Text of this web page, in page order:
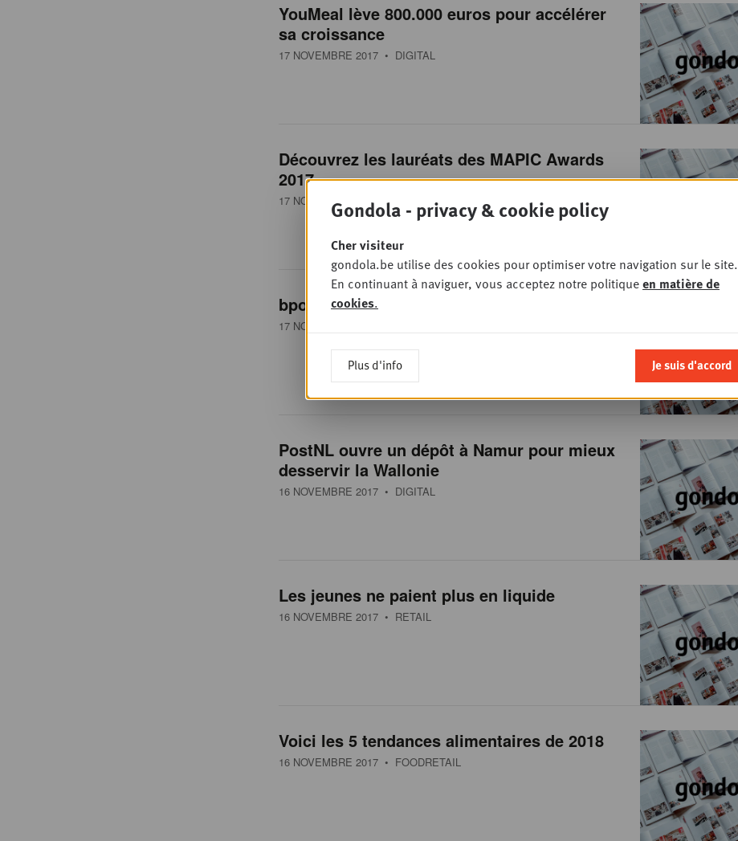
YouMeal lève 800.000 euros pour accélérer
sa croissance
17 NOVEMBRE 2017 • DIGITAL
Découvrez les lauréats des MAPIC Awards
2017
17 NOVEMBRE 2017 • RETAIL
bpost finalise l'acquisition de Radial
17 NOVEMBRE 2017
PostNL ouvre un dépôt à Namur pour mieux
desservir la Wallonie
16 NOVEMBRE 2017 • DIGITAL
Les jeunes ne paient plus en liquide
16 NOVEMBRE 2017 • RETAIL
Voici les 5 tendances alimentaires de 2018
16 NOVEMBRE 2017 • FOODRETAIL
Gondola - privacy & cookie policy
Cher visiteur
gondola.be utilise des cookies pour optimiser votre navigation sur le site.
En continuant à naviguer, vous acceptez notre politiqueen matière de
cookies.
Plus d'info Je suis d'accord